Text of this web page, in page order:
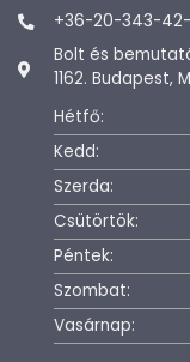
+36-20-343-
Bolt és
1162. Budapest,
Hétfő:
Kedd:
Szerda:
Csütörtök:
Péntek:
Szombat:
Vasárnap: